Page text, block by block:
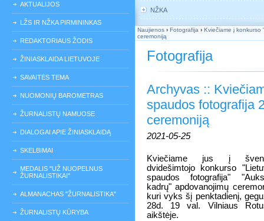
AKTUALIJOS
LŽS IR NŽKA PIRMININKAS
REDAKTORIAUS ŽODIS
ŽINIASKLAIDA LIETUVOJE
SAVAITĖS TEMA
NUOMONIŲ BAROMETRAS
ŽURNALISTŲ NAMUOSE
DIALOGAI APIE ŽINIASKLAIDĄ
SKELBIMAI
MEDALIS "UŽ NUOPELNUS
ŽURNALISTIKAI"
ALMANACHAS "ŽURNALISTIKA"
ŽURNALISTŲ KŪRYBA
NŽKA
Naujienos › Fotografija › Kviečiame į
ceremoniją
Fotografija
Archyvas ::
spaudos fotografija
ceremoniją
2021-05-25
Kviečiame jus į
dvidešimtojo konkurso
spaudos fotografija"
kadrų" apdovanojimų
kuri vyks šį penktadienį,
28d. 19 val. Vilniaus
aikštėje.